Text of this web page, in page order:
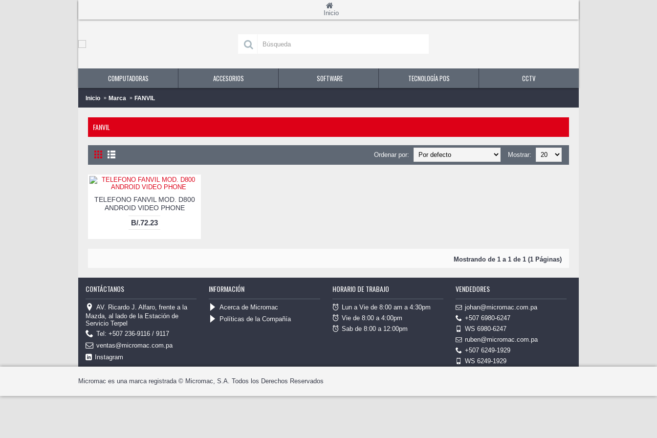
Inicio
COMPUTADORAS ACCESORIOS SOFTWARE TECNOLOGÍA POS CCTV
Inicio Marca FANVIL
FANVIL
Mostrar:
Ordenar por:
TELEFONO FANVIL MOD. D800
ANDROID VIDEO PHONE
B/.72.23
Mostrando de 1 a 1 de 1 (1 Páginas)
CONTÁCTANOS
AV. Ricardo J. Alfaro, frente a la
Mazda, al lado de la Estación de
Servicio Terpel
Tel: +507 236-9116 / 9117
ventas@micromac.com.pa
Instagram
INFORMACIÓN
Acerca de Micromac
Políticas de la Compañía
HORARIO DE TRABAJO
Lun a Vie de 8:00 am a 4:30pm
Vie de 8:00 a 4:00pm
Sab de 8:00 a 12:00pm
VENDEDORES
johan@micromac.com.pa
+507 6980-6247
WS 6980-6247
ruben@micromac.com.pa
+507 6249-1929
WS 6249-1929
Micromac es una marca registrada © Micromac, S.A. Todos los Derechos Reservados